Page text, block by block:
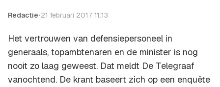
Redactie•21 februari 2017 11:13
Het vertrouwen van defensiepersoneel in
generaals, topambtenaren en de minister is nog
nooit zo laag geweest. Dat meldt De Telegraaf
vanochtend. De krant baseert zich op een enquête